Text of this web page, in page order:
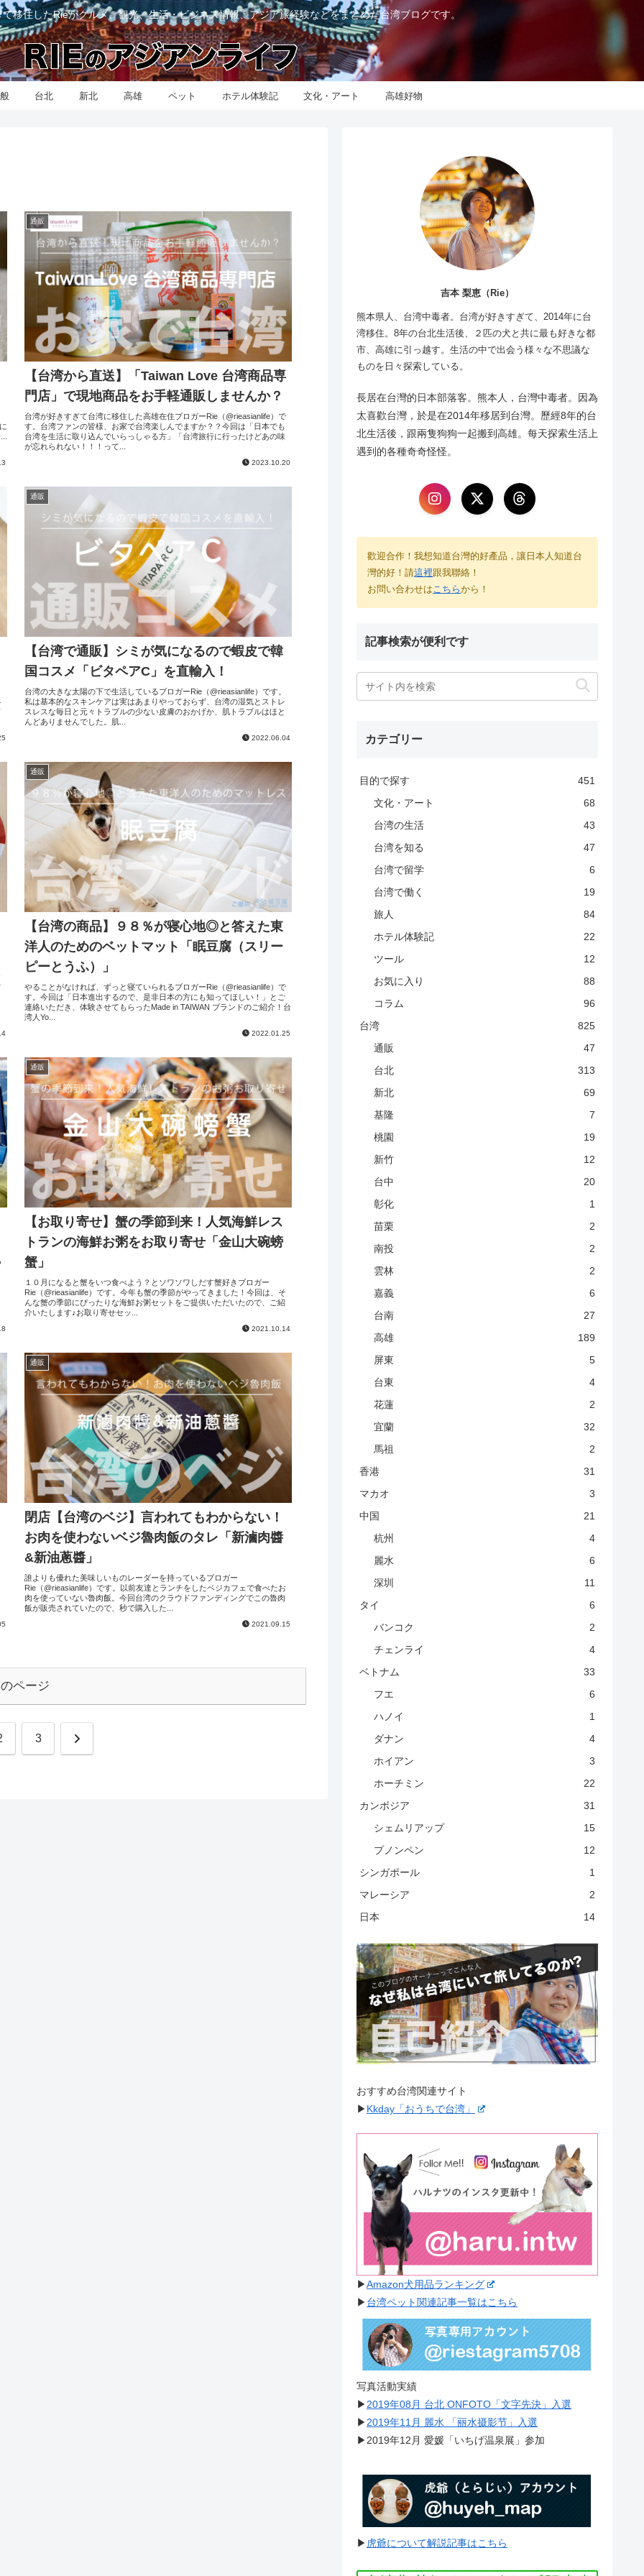
移住したRieがグルメ、観光、生活・ビジネス情報、アジア旅経験などをまとめた台湾ブログです。
台北 新北 高雄 ペット ホテル体験記 文化・アート 高雄好物
通販
【台湾から直送】「Taiwan Love 台湾商品専
門店」で現地商品をお手軽通販しませんか？
台湾が好きすぎて台湾に移住した高雄在住ブロガーRie（@rieasianlife）で
す。台湾ファンの皆様、お家で台湾楽しんでますか？？今回は「日本でも
台湾を生活に取り込んでいらっしゃる方」「台湾旅行に行ったけどあの味
が忘れられない！！！って...
2023.10.20
通販
【台湾で通販】シミが気になるので蝦皮で韓
国コスメ「ビタペアC」を直輸入！
台湾の大きな太陽の下で生活しているブロガーRie（@rieasianlife）です。
私は基本的なスキンケアは実はあまりやっておらず、台湾の湿気とストレ
スレスな毎日と元々トラブルの少ない皮膚のおかげか、肌トラブルはほと
んどありませんでした。肌...
2022.06.04
通販
【台湾の商品】９８％が寝心地◎と答えた東
洋人のためのベットマット「眠豆腐（スリー
ピーとうふ）」
やることがなければ、ずっと寝ていられるブロガーRie（@rieasianlife）で
す。今回は「日本進出するので、是非日本の方にも知ってほしい！」とご
連絡いただき、体験させてもらったMade in TAIWAN ブランドのご紹介！台
湾人Yo...
2022.01.25
通販
【お取り寄せ】蟹の季節到来！人気海鮮レス
トランの海鮮お粥をお取り寄せ「金山大碗螃
蟹」
１０月になると蟹をいつ食べよう？とソワソワしだす蟹好きブロガー
Rie（@rieasianlife）です。今年も蟹の季節がやってきました！今回は、そ
んな蟹の季節にぴったりな海鮮お粥セットをご提供いただいたので、ご紹
介いたします♪お取り寄せセッ...
2021.10.14
通販
閉店【台湾のベジ】言われてもわからない！
お肉を使わないベジ魯肉飯のタレ「新滷肉醬
&新油蔥醬」
誰よりも優れた美味しいものレーダーを持っているブロガー
Rie（@rieasianlife）です。以前友達とランチをしたベジカフェで食べたお
肉を使っていない魯肉飯。今回台湾のクラウドファンディングでこの魯肉
飯が販売されていたので、秒で購入した...
2021.09.15
ページ
3 次
吉本 梨恵（Rie）
熊本県人、台湾中毒者。台湾が好きすぎて、2014年に台
湾移住。8年の台北生活後、２匹の犬と共に最も好きな都
市、高雄に引っ越す。生活の中で出会う様々な不思議な
ものを日々探索している。
長居在台灣的日本部落客。熊本人，台灣中毒者。因為
太喜歡台灣，於是在2014年移居到台灣。歷經8年的台
北生活後，跟兩隻狗狗一起搬到高雄。每天探索生活上
遇到的各種奇奇怪怪。
歡迎合作！我想知道台灣的好產品，讓日本人知道台
灣的好！請這裡跟我聯絡！
お問い合わせは こちらから！
記事検索が便利です
カテゴリー
目的で探す
451
文化・アート
68
台湾の生活
43
台湾を知る
47
台湾で留学
6
台湾で働く
19
旅人
84
ホテル体験記
22
ツール
12
お気に入り
88
コラム
96
台湾
825
通販
47
台北
313
新北
69
基隆
7
桃園
19
新竹
12
台中
20
彰化
1
苗栗
2
南投
2
雲林
2
嘉義
6
台南
27
高雄
189
屏東
5
台東
4
花蓮
2
宜蘭
32
馬祖
2
香港
31
マカオ
3
中国
21
杭州
4
麗水
6
深圳
11
タイ
6
バンコク
2
チェンライ
4
ベトナム
33
フエ
6
ハノイ
1
ダナン
4
ホイアン
3
ホーチミン
22
カンボジア
31
シェムリアップ
15
プノンペン
12
シンガポール
1
マレーシア
2
日本
14
おすすめ台湾関連サイト
▶︎ Kkday「おうちで台湾」
▶︎Amazon犬用品ランキング
▶︎ 台湾ペット関連記事一覧はこちら
写真活動実績
▶︎2019年08月 台北 ONFOTO「文字先決」入選
▶︎2019年11月 麗水 「丽水摄影节」入選
▶︎2019年12月 愛媛「いちげ温泉展」参加
▶︎ 虎爺について解説記事はこちら